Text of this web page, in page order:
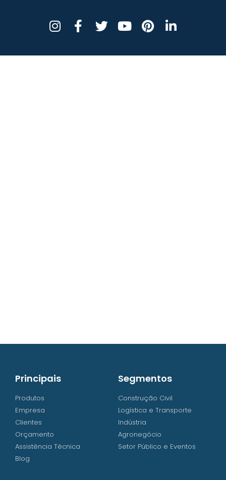
Principais
Produtos
Empresa
Clientes
Orçamento
Assistência Técnica
Blog
Segmentos
Construção Civil
Logística e Transporte
Indústria
Agronegócio
Setor Público e Eventos